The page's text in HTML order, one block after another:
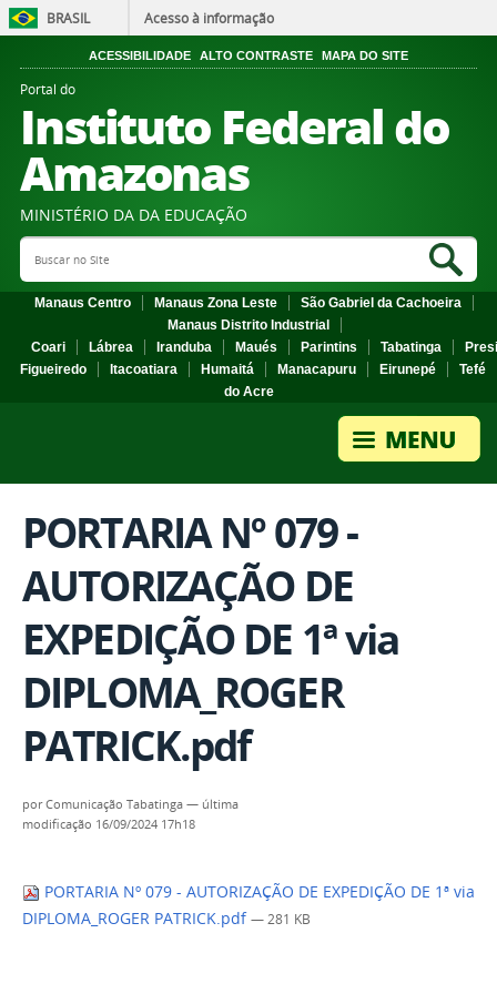
BRASIL Acesso à informação
ACESSIBILIDADE ALTO CONTRASTE MAPA DO SITE
Portal do
Instituto Federal do
Amazonas
MINISTÉRIO DA DA EDUCAÇÃO
Search Site
Manaus Centro Manaus Zona Leste
São Gabriel da Cachoeira
Manaus Distrito Industrial
Coari
Lábrea Iranduba Maués Parintins Tabatinga
Figueiredo
Itacoatiara Humaitá Manacapuru Eirunepé
Tefé
do Acre
PORTARIA Nº 079 -
AUTORIZAÇÃO DE
EXPEDIÇÃO DE 1ª via
DIPLOMA_ROGER
PATRICK.pdf
porComunicação Tabatinga — última
modificação 16/09/2024 17h18
PORTARIA Nº 079 - AUTORIZAÇÃO DE EXPEDIÇÃO DE 1ª via
DIPLOMA_ROGER PATRICK.pdf — 281 KB